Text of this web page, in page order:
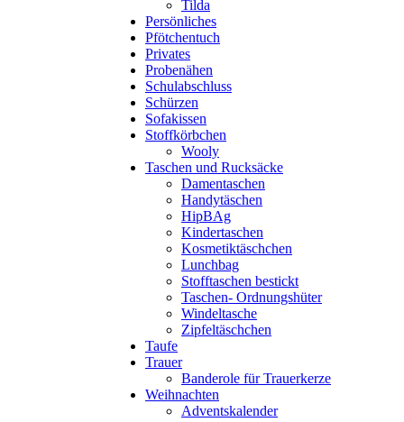
Tilda
Persönliches
Pfötchentuch
Privates
Probenähen
Schulabschluss
Schürzen
Sofakissen
Stoffkörbchen
Wooly
Taschen und Rucksäcke
Damentaschen
Handytäschen
HipBAg
Kindertaschen
Kosmetiktäschchen
Lunchbag
Stofftaschen bestickt
Taschen- Ordnungshüter
Windeltasche
Zipfeltäschchen
Taufe
Trauer
Banderole für Trauerkerze
Weihnachten
Adventskalender